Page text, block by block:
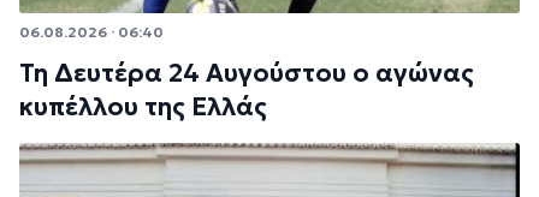
06.08.2026 · 06:40
Τη Δευτέρα 24 Αυγούστου ο αγώνας
κυπέλλου της Ελλάς